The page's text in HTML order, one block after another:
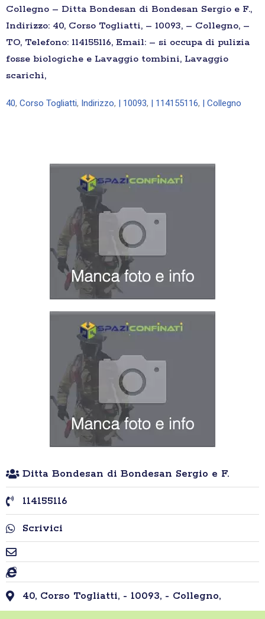
Collegno – Ditta Bondesan di Bondesan Sergio e F.,
Indirizzo: 40, Corso Togliatti, – 10093, – Collegno, –
TO, Telefono: 114155116, Email: – si occupa di pulizia
fosse biologiche e Lavaggio tombini, Lavaggio
scarichi,
40, Corso Togliatti, Indirizzo, | 10093, | 114155116, | Collegno
Ditta Bondesan di Bondesan Sergio e F.
114155116
Scrivici
40, Corso Togliatti, - 10093, - Collegno,